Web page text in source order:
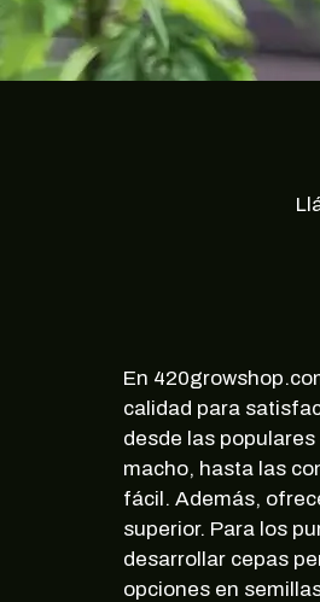
En
calidad para
desde las populares
macho, hasta las
fácil. Además,
superior. Para los
desarrollar cepas
opciones en